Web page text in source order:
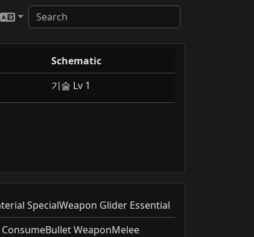
Schematic
기술 Lv 1
SpecialWeapon Glider Essential
WeaponMelee